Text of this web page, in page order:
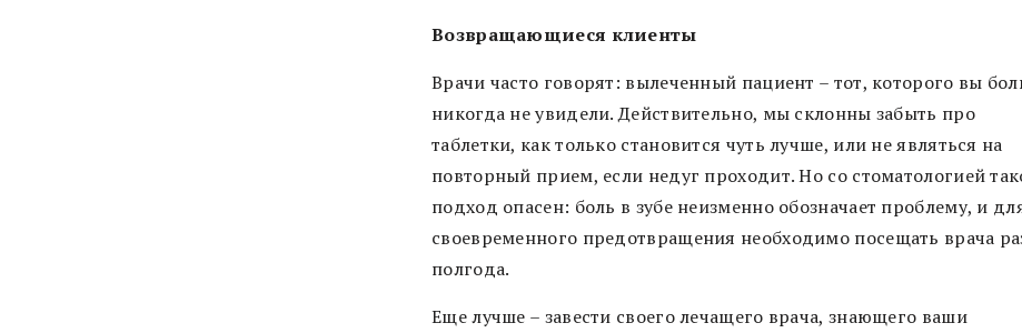
Возвращающиеся клиенты
Врачи часто говорят: вылеченный пациент – тот, которого вы
никогда не увидели. Действительно, мы склонны забыть про
таблетки, как только становится чуть лучше, или не являться на
повторный прием, если недуг проходит. Но со стоматологией
подход опасен: боль в зубе неизменно обозначает проблему, и
своевременного предотвращения необходимо посещать врача
полгода.
Еще лучше – завести своего лечащего врача, знающего ваши